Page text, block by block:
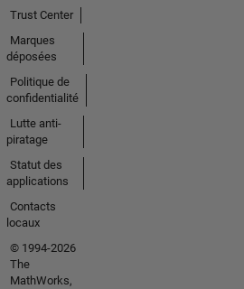
Trust Center
Marques
déposées
Politique de
confidentialité
Lutte anti-
piratage
Statut des
applications
Contacts
locaux
© 1994-2026
The
MathWorks,